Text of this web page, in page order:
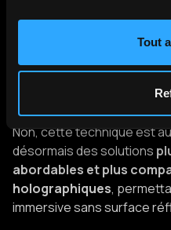
Tout
représente un budget
6. Ce type de
toujours utilisé
Non, cette technique est
désormais des solutions
abordables et plus
holographiques,
immersive sans surface